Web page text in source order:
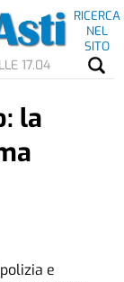
RICERCA
NEL
SITO
17.04
la
e